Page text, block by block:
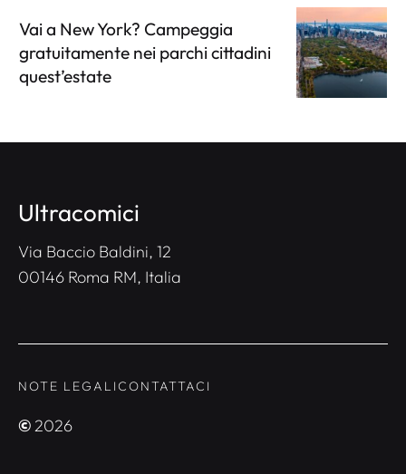
Vai a New York? Campeggia
gratuitamente nei parchi cittadini
quest’estate
Ultracomici
Via Baccio Baldini, 12
00146 Roma RM, Italia
NOTE LEGALICONTATTACI
© 2026